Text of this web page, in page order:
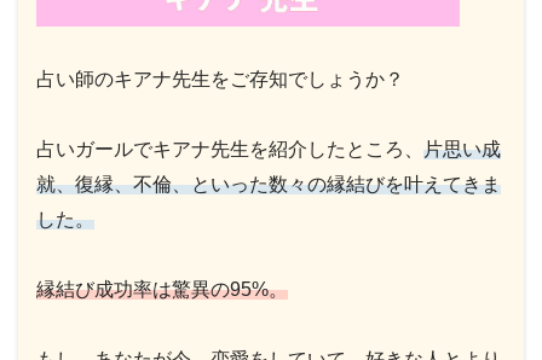
占い師のキアナ先生をご存知でしょうか？
占いガールでキアナ先生を紹介したところ、 片思い成
就、復縁、不倫、といった数々の縁結びを叶えてきま
した。
縁結び成功率は驚異の95%。